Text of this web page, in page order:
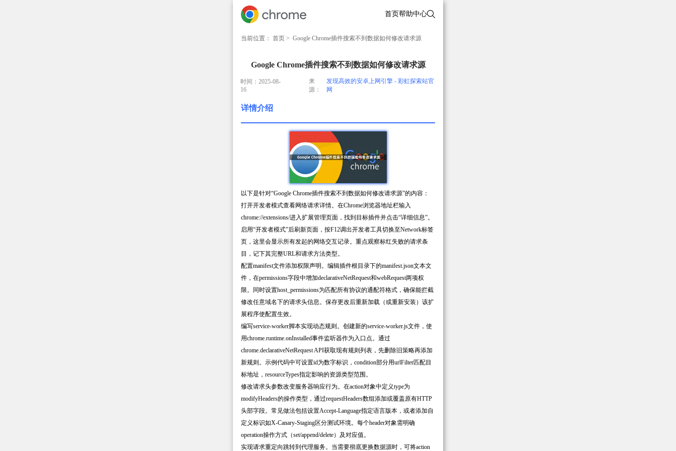
首页帮助中心
当前位置： 首页 > Google Chrome插件搜索不到数据如何修改请求源
Google Chrome插件搜索不到数据如何修改请求源
时间：2025-08-
16
来
源：
发现高效的安卓上网引擎 - 彩虹探索站官
网
详情介绍
以下是针对“Google Chrome插件搜索不到数据如何修改请求源”的内容：
打开开发者模式查看网络请求详情。在Chrome浏览器地址栏输入
chrome://extensions/进入扩展管理页面，找到目标插件并点击“详细信息”。
启用“开发者模式”后刷新页面，按F12调出开发者工具切换至Network标签
页，这里会显示所有发起的网络交互记录。重点观察标红失败的请求条
目，记下其完整URL和请求方法类型。
配置manifest文件添加权限声明。编辑插件根目录下的manifest.json文本文
件，在permissions字段中增加declarativeNetRequest和webRequest两项权
限。同时设置host_permissions为匹配所有协议的通配符格式，确保能拦截
修改任意域名下的请求头信息。保存更改后重新加载（或重新安装）该扩
展程序使配置生效。
编写service-worker脚本实现动态规则。创建新的service-worker.js文件，使
用chrome.runtime.onInstalled事件监听器作为入口点。通过
chrome.declarativeNetRequest API获取现有规则列表，先删除旧策略再添加
新规则。示例代码中可设置id为数字标识，condition部分用urlFilter匹配目
标地址，resourceTypes指定影响的资源类型范围。
修改请求头参数改变服务器响应行为。在action对象中定义type为
modifyHeaders的操作类型，通过requestHeaders数组添加或覆盖原有HTTP
头部字段。常见做法包括设置Accept-Language指定语言版本，或者添加自
定义标识如X-Canary-Staging区分测试环境。每个header对象需明确
operation操作方式（set/append/delete）及对应值。
实现请求重定向跳转到代理服务。当需要彻底更换数据源时，可将action